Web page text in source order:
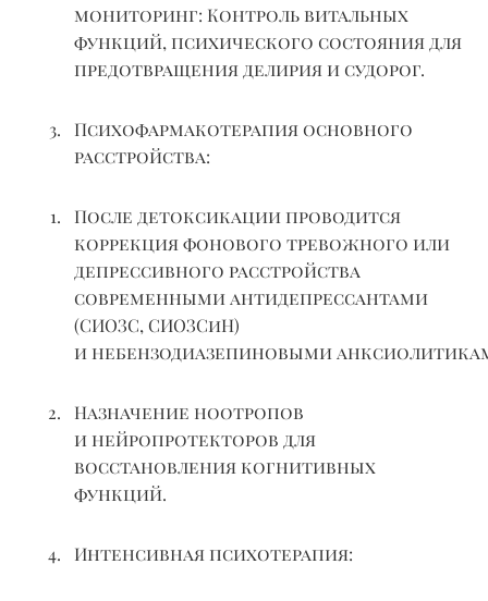
мониторинг: Контроль витальных
функций, психического состояния для
предотвращения делирия и судорог.
Психофармакотерапияосновного
расстройства:
После детоксикации проводится
коррекция фонового тревожного или
депрессивного расстройства
современными антидепрессантами
(СИОЗС, СИОЗСиН)
инебензодиазепиновыми
Назначение ноотропов
инейропротекторов для
восстановления когнитивных
функций.
Интенсивная психотерапия: